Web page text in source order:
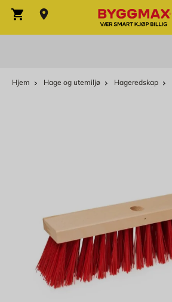
Varekurv
Hjem Hage og utemiljø Hageredskap